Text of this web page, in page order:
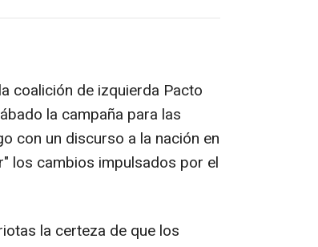
coalición de izquierda Pacto
la campaña para las
con un discurso a la nación en
los cambios impulsados por el
la certeza de que los